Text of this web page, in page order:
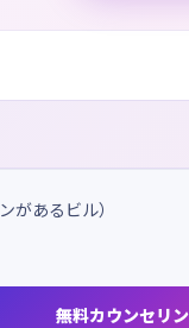
あるビル）
無料カウンセリ